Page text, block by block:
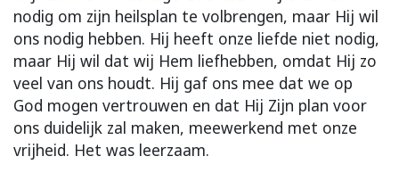
nodig om zijn heilsplan te volbrengen, maar Hij wil
ons nodig hebben. Hij heeft onze liefde niet nodig,
maar Hij wil dat wij Hem liefhebben, omdat Hij zo
veel van ons houdt. Hij gaf ons mee dat we op
God mogen vertrouwen en dat Hij Zijn plan voor
ons duidelijk zal maken, meewerkend met onze
vrijheid. Het was leerzaam.